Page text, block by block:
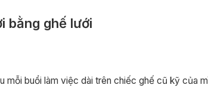
bằng ghế lưới
buổi làm việc dài trên chiếc ghế cũ kỹ của